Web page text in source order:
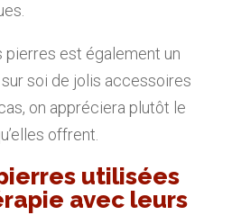
pierres est également un
soi de jolis accessoires
on appréciera plutôt le
offrent.
utilisées
avec leurs